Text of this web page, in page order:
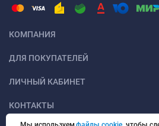
КОМПАНИЯ
ДЛЯ ПОКУПАТЕЛЕЙ
ЛИЧНЫЙ КАБИНЕТ
КОНТАКТЫ